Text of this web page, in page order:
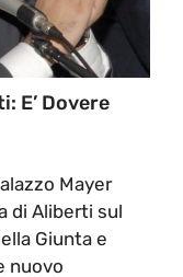
E’ Dovere
Mayer
di Aliberti sul
Giunta e
nuovo